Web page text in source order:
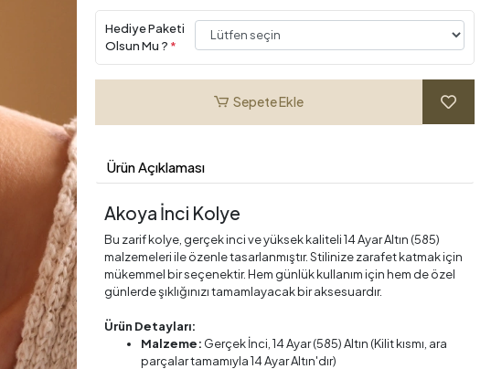
Hediye Paketi
Olsun Mu ? *
Sepete Ekle
Ürün Açıklaması
Akoya İnci Kolye
Bu zarif kolye, gerçek inci ve yüksek kaliteli 14 Ayar Altın (585)
malzemeleri ile özenle tasarlanmıştır. Stilinize zarafet katmak için
mükemmel bir seçenektir. Hem günlük kullanım için hem de özel
günlerde şıklığınızı tamamlayacak bir aksesuardır.
Ürün Detayları:
Malzeme: Gerçek İnci, 14 Ayar (585) Altın (Kilit kısmı, ara
parçalar tamamıyla 14 Ayar Altın'dır)